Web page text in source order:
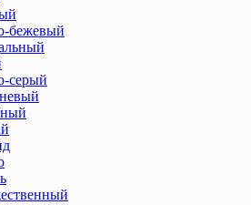
бежевый
серый